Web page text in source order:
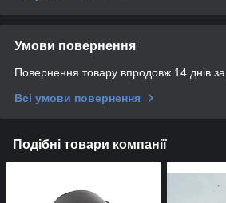
Умови повернення
Повернення товару впродовж 14 днів
Всі умови повернення
Подібні товари компанії